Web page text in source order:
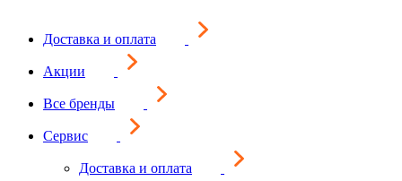
Доставка и оплата
Акции
Все бренды
Сервис
Доставка и оплата